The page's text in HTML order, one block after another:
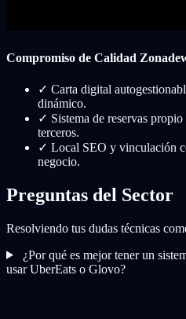
Compromiso de Calidad
✓ Carta digital
dinámico.
✓ Sistema de reservas
terceros.
✓ Local SEO y vinculación
negocio.
Preguntas del Sector
Resolviendo tus dudas técnicas
¿Por qué es mejor tener un
usar UberEats o Glovo?